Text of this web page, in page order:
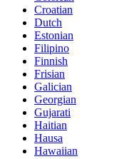
Croatian
Dutch
Estonian
Filipino
Finnish
Frisian
Galician
Georgian
Gujarati
Haitian
Hausa
Hawaiian